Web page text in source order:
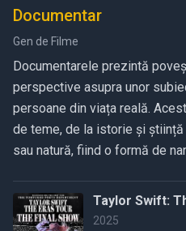
Documentar
Gen de Filme
Documentarele prezintă
perspective asupra unor
persoane din viața reală.
de teme, de la istorie și
sau natură, fiind o formă de
Taylor Swift:
Show
2025